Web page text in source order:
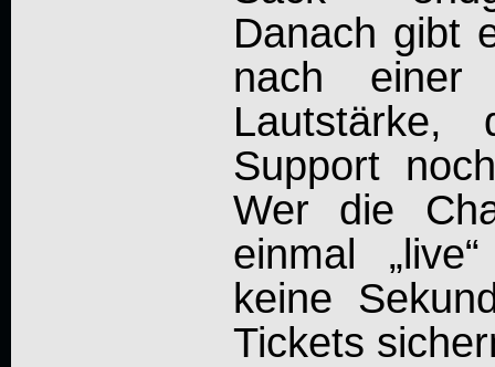
Danach gibt
nach
Support
Wer die
einmal
keine
Tickets